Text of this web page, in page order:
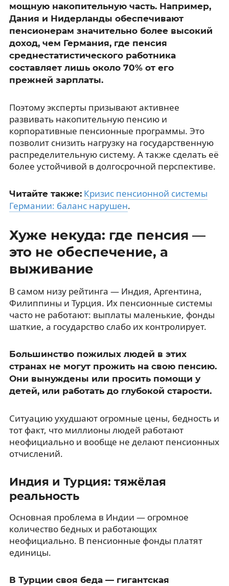
мощную накопительную часть. Например,
Дания и Нидерланды обеспечивают
пенсионерам значительно более высокий
доход, чем Германия, где пенсия
среднестатистического работника
составляет лишь около 70% от его
прежней зарплаты.
Поэтому эксперты призывают активнее
развивать накопительную пенсию и
корпоративные пенсионные программы. Это
позволит снизить нагрузку на государственную
распределительную систему. А также сделать её
более устойчивой в долгосрочной перспективе.
Читайте также: Кризис пенсионной системы
Германии: баланс нарушен.
Хуже некуда: где пенсия —
это не обеспечение, а
выживание
В самом низу рейтинга — Индия, Аргентина,
Филиппины и Турция. Их пенсионные системы
часто не работают: выплаты маленькие, фонды
шаткие, а государство слабо их контролирует.
Большинство пожилых людей в этих
странах не могут прожить на свою пенсию.
Они вынуждены или просить помощи у
детей, или работать до глубокой старости.
Ситуацию ухудшают огромные цены, бедность и
тот факт, что миллионы людей работают
неофициально и вообще не делают пенсионных
отчислений.
Индия и Турция: тяжёлая
реальность
Основная проблема в Индии — огромное
количество бедных и работающих
неофициально. В пенсионные фонды платят
единицы.
В Турции своя беда — гигантская